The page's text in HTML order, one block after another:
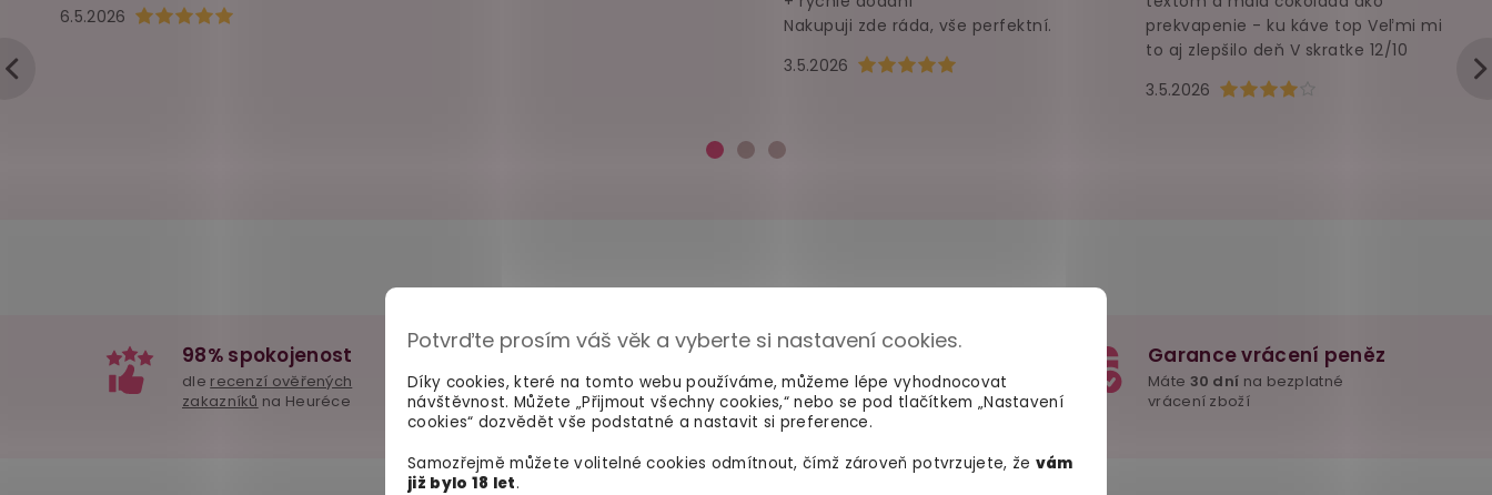
Potvrďte prosím váš věk a vyberte si nastavení cookies.
Díky cookies, které na tomto webu používáme, můžeme lépe vyhodnocovat
návštěvnost. Můžete „Přijmout všechny cookies,“ nebo se pod tlačítkem „Nastavení
cookies“ dozvědět vše podstatné a nastavit si preference.
Samozřejmě můžete volitelné cookies odmítnout, čímž zároveň potvrzujete, že vám
již bylo 18 let.
Hodnocení obchodu je 5 z 5 hvězdiček.
6.5.2026
Hodnocení obchodu je 5 z 5 hvězdiček.
3.5.2026
Nakupuji zde ráda, vše perfektní.
Hodnocení obchodu je 4 z 5
3.5.2026
prekvapenie - ku káve top Veľmi mi
to aj zlepšilo deň V skratke 12/10
98% spokojenost
dle recenzí ověřených
zakazníků na Heuréce
100% diskrétní balení
Nikdo nepozná, co jste si
objednali. Mrkněte,jak vypadá
balíček.
Dodání do 2. dne
Na rychlosti záleží! Vše důležité
máme skladem a okamžitě
odesíláme.
Garance vrácení peněz
Máte 30 dní na bezplatné
vrácení zboží